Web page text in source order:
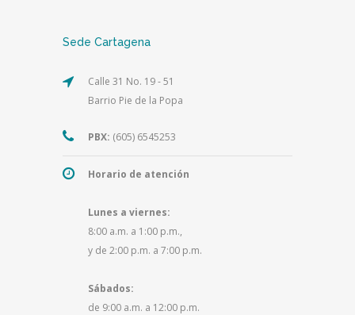
Sede Cartagena
Calle 31 No. 19 - 51
Barrio Pie de la Popa
PBX: (605) 6545253
Horario de atención
Lunes a viernes:
8:00 a.m. a 1:00 p.m.,
y de 2:00 p.m. a 7:00 p.m.
Sábados:
de 9:00 a.m. a 12:00 p.m.